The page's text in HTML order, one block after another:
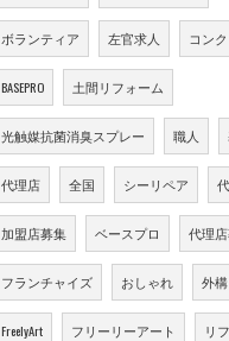
ボランティア 左官求人 コン
BASEPRO 土間リフォーム
光触媒抗菌消臭スプレー 職人
代理店 全国 シーリペア
加盟店募集 ベースプロ 代理
フランチャイズ おしゃれ 外構
FreelyArt フリーリーアート リ